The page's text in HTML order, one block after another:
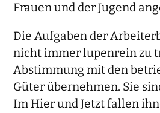
Frauen und der Jugend
Die Aufgaben der
nicht immer lupenrein zu
Abstimmung mit den
Güter übernehmen. Sie
Im Hier und Jetzt fallen